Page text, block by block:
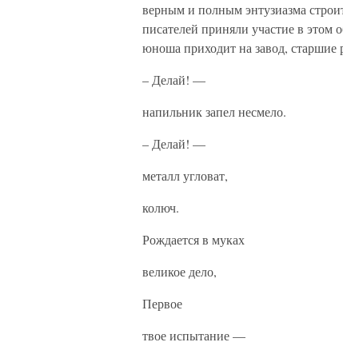
верным и полным энтузиазма
писателей приняли участие в
юноша приходит на завод, старшие
– Делай! —
напильник запел несмело.
– Делай! —
металл угловат,
колюч.
Рождается в муках
великое дело,
Первое
твое испытание —